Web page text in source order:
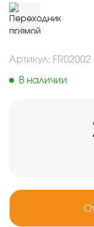
Артикул: FR02002
В наличии